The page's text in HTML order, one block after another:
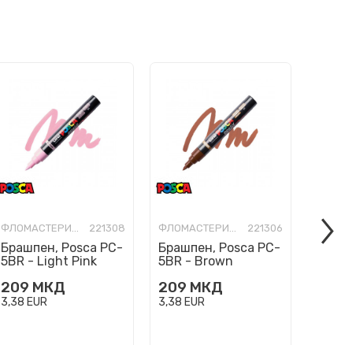
ФЛОМАСТЕРИ-УМЕТНИЧКИ 221308
Брашпен, Posca PC-
5BR - Light Pink
209 МКД
3,38 EUR
ФЛОМАСТЕРИ-УМЕТНИЧКИ 221306
Брашпен, Posca PC-
5BR - Brown
209 МКД
3,38 EUR